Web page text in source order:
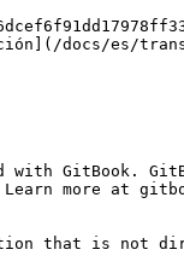
docs/es/
with GitBook.
more at
that is not